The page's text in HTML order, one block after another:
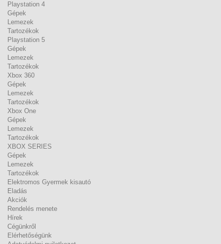
Playstation 4
Gépek
Lemezek
Tartozékok
Playstation 5
Gépek
Lemezek
Tartozékok
Xbox 360
Gépek
Lemezek
Tartozékok
Xbox One
Gépek
Lemezek
Tartozékok
XBOX SERIES
Gépek
Lemezek
Tartozékok
Elektromos Gyermek kisautó
Eladás
Akciók
Rendelés menete
Hírek
Cégünkről
Elérhetőségünk